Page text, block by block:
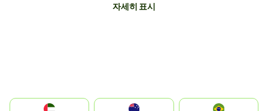
자세히 표시